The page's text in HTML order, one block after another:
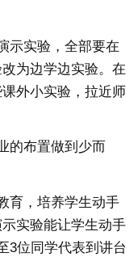
示实验，全部要在
为边学边实验。在
外小实验，拉近师
的布置做到少而
育，培养学生动手
实验能让学生动手
3位同学代表到讲台